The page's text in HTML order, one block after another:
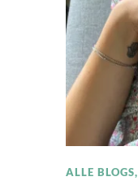
ALLE BLOGS,